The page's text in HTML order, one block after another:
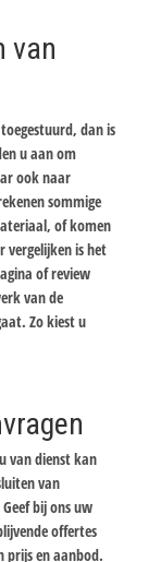
van
dan is
u aan om
ook naar
sommige
of komen
vergelijken is het
of review
van de
Zo kiest u
van dienst kan
van
bij ons uw
offertes
prijs en aanbod.